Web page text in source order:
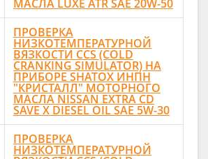
МАСЛА LUXE ATR SAE 20W-50
ПРОВЕРКА
НИЗКОТЕМПЕРАТУРНОЙ
ВЯЗКОСТИ CCS (COLD
CRANKING SIMULATOR) НА
ПРИБОРЕ SHATOX ИНПН
"КРИСТАЛЛ" МОТОРНОГО
МАСЛА NISSAN EXTRA CD
SAVE X DIESEL OIL SAE 5W-30
ПРОВЕРКА
НИЗКОТЕМПЕРАТУРНОЙ